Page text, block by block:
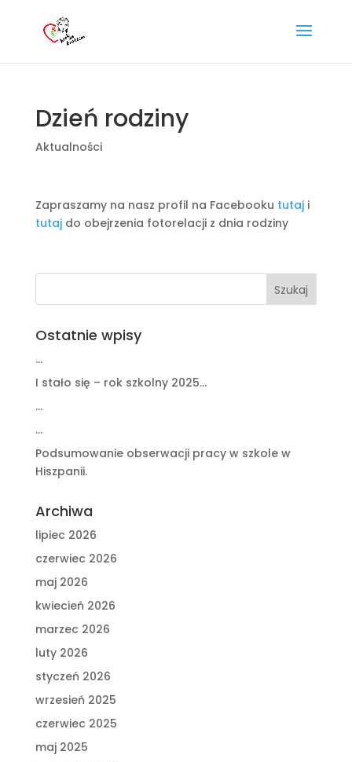
Dzień rodziny
Aktualności
Zapraszamy na nasz profil na Facebooku tutaji
tutajdo obejrzenia fotorelacji z dnia rodziny
Ostatnie wpisy
…
I stało się – rok szkolny 2025…
…
…
Podsumowanie obserwacji pracy w szkole w
Hiszpanii.
Archiwa
lipiec 2026
czerwiec 2026
maj 2026
kwiecień 2026
marzec 2026
luty 2026
styczeń 2026
wrzesień 2025
czerwiec 2025
maj 2025